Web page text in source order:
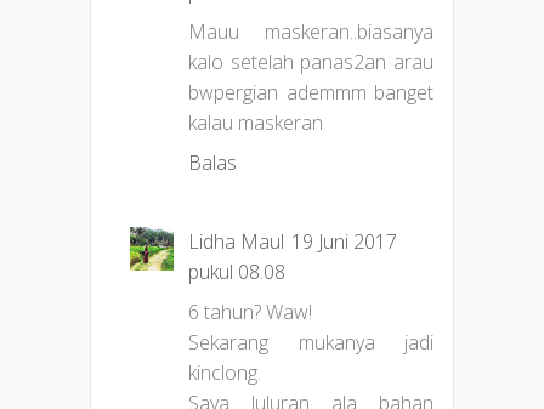
Mauu maskeran..biasanya
kalo setelah panas2an arau
bwpergian ademmm banget
kalau maskeran
Balas
Lidha Maul 19 Juni 2017
pukul 08.08
6 tahun? Waw!
Sekarang mukanya jadi
kinclong.
Saya luluran ala bahan